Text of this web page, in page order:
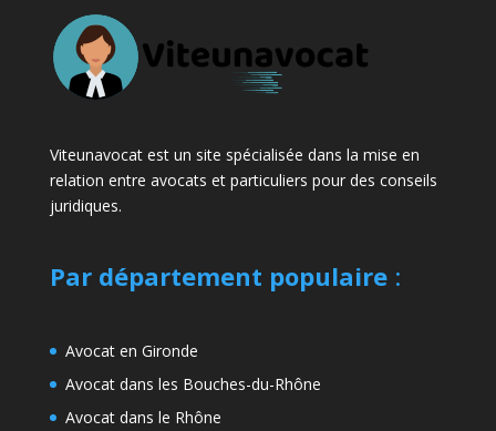
Viteunavocat est un site spécialisée dans la mise en
relation entre avocats et particuliers pour des conseils
juridiques.
Par département populaire:
Avocat en Gironde
Avocat dans les Bouches-du-Rhône
Avocat dans le Rhône